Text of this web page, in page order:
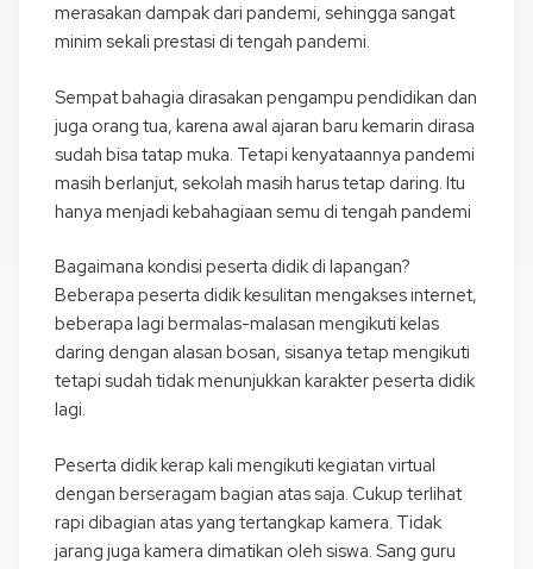
merasakan dampak dari pandemi, sehingga sangat
minim sekali prestasi di tengah pandemi.
Sempat bahagia dirasakan pengampu pendidikan dan
juga orang tua, karena awal ajaran baru kemarin dirasa
sudah bisa tatap muka. Tetapi kenyataannya pandemi
masih berlanjut, sekolah masih harus tetap daring. Itu
hanya menjadi kebahagiaan semu di tengah pandemi
Bagaimana kondisi peserta didik di lapangan?
Beberapa peserta didik kesulitan mengakses internet,
beberapa lagi bermalas-malasan mengikuti kelas
daring dengan alasan bosan, sisanya tetap mengikuti
tetapi sudah tidak menunjukkan karakter peserta didik
lagi.
Peserta didik kerap kali mengikuti kegiatan virtual
dengan berseragam bagian atas saja. Cukup terlihat
rapi dibagian atas yang tertangkap kamera. Tidak
jarang juga kamera dimatikan oleh siswa. Sang guru